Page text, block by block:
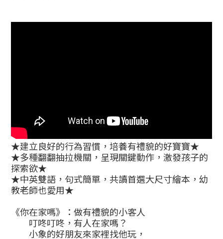
★建立良好的行為習慣，培養有禮貌的好寶寶★
★多種翻翻抽拉機關，呈現關鍵動作，激發孩子的
探索欲★
★中英雙語，句式簡單，共讀首選大尺寸繪本，幼
教老師也愛用★
《你在家嗎》：做有禮貌的小客人
叮咚叮咚，有人在家嗎？
小象的好朋友來家裡找他玩，